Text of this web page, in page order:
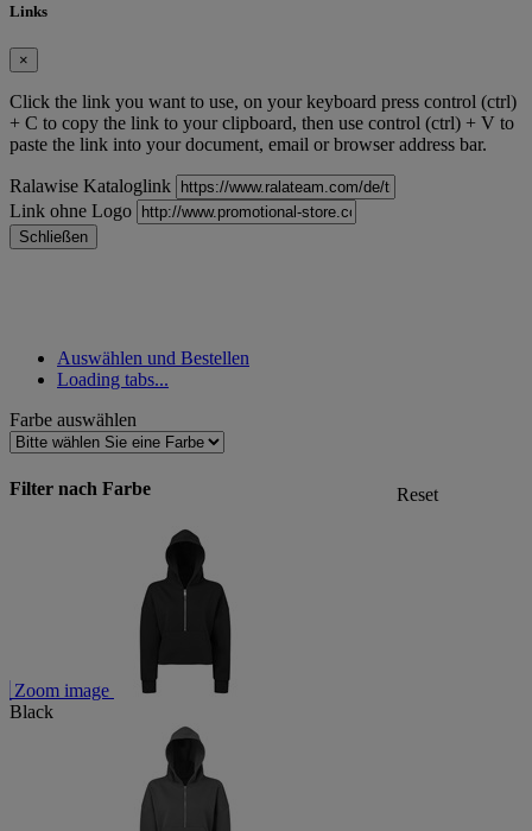
Links
×
Click the link you want to use, on your keyboard press control (ctrl)
+ C to copy the link to your clipboard, then use control (ctrl) + V to
paste the link into your document, email or browser address bar.
Ralawise Kataloglink
Link ohne Logo
Schließen
Auswählen und Bestellen
Loading tabs...
Farbe auswählen
Filter nach Farbe Reset
Zoom image
Black